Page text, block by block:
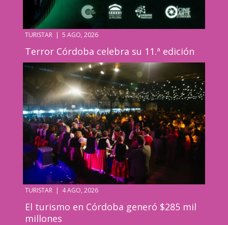
TURISTAR | 5 AGO, 2026
Terror Córdoba celebra su 11.ª edición
TURISTAR | 4 AGO, 2026
El turismo en Córdoba generó $285 mil
millones